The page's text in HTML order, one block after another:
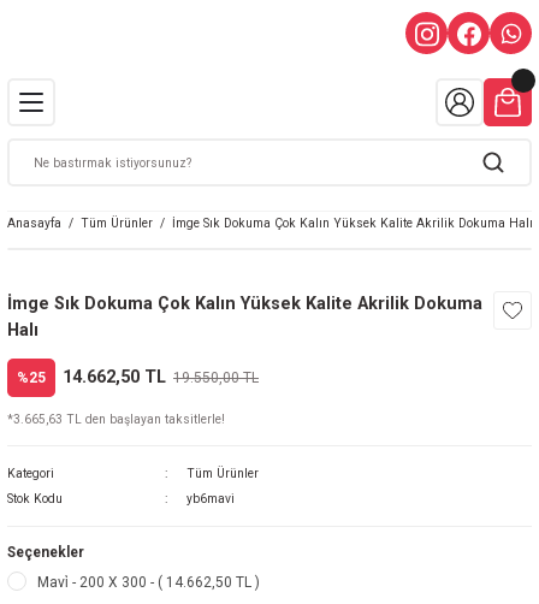
Anasayfa Tüm Ürünler İmge Sık Dokuma Çok Kalın Yüksek Kalite Akrilik Dokuma Halı
İmge Sık Dokuma Çok Kalın Yüksek Kalite Akrilik Dokuma
Halı
%25 14.662,50 TL 19.550,00 TL
*3.665,63 TL den başlayan taksitlerle!
Kategori
Tüm Ürünler
Stok Kodu
yb6mavi
Seçenekler
Mavi̇ - 200 X 300 - ( 14.662,50 TL )